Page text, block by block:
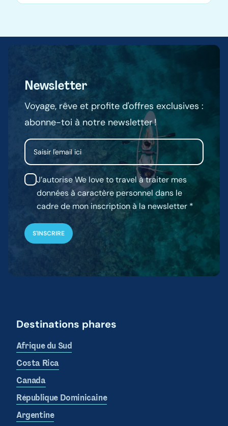
Newsletter
Voyage, rêve et profite d'offres exclusives :
abonne-toi à notre newsletter !
Email
J’autorise We love to travel à traiter mes
données à caractère personnel dans le
cadre de mon inscription à la newsletter
Destinations phares
Afrique du Sud
Costa Rica
Canada
République Dominicaine
Argentine